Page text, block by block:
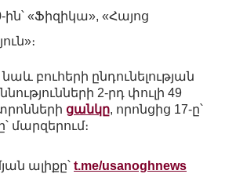
ին՝ «Ֆիզիկա», «Հայոց
բուհերի ընդունելության
2-րդ փուլի 49
ցանկը, որոնցից 17-ը՝
մարզերում։
ալիքը՝ t.me/usanoghnews